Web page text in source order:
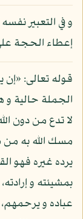
و في التعبير
إعطاء الحجة
قوله تعالى:
الجملة حالية و
لا تدع من دون
مسك الله به من
يرده غيره فهو
بمشيئته و
عباده و